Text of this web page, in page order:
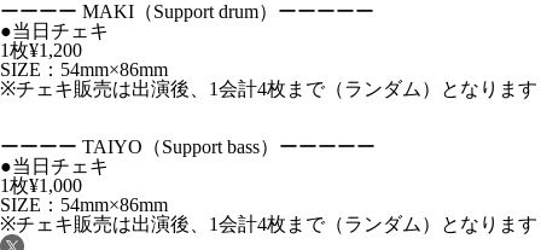
ーーーー MAKI（Support drum）ーーーーー
●当日チェキ
1枚¥1,200
SIZE：54mm×86mm
※チェキ販売は出演後、1会計4枚まで（ランダム）となります
ーーーー TAIYO（Support bass）ーーーーー
●当日チェキ
1枚¥1,000
SIZE：54mm×86mm
※チェキ販売は出演後、1会計4枚まで（ランダム）となります